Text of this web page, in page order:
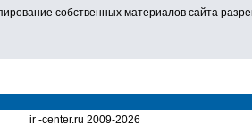
собственных материалов сайта
ir -center.ru 2009-2026